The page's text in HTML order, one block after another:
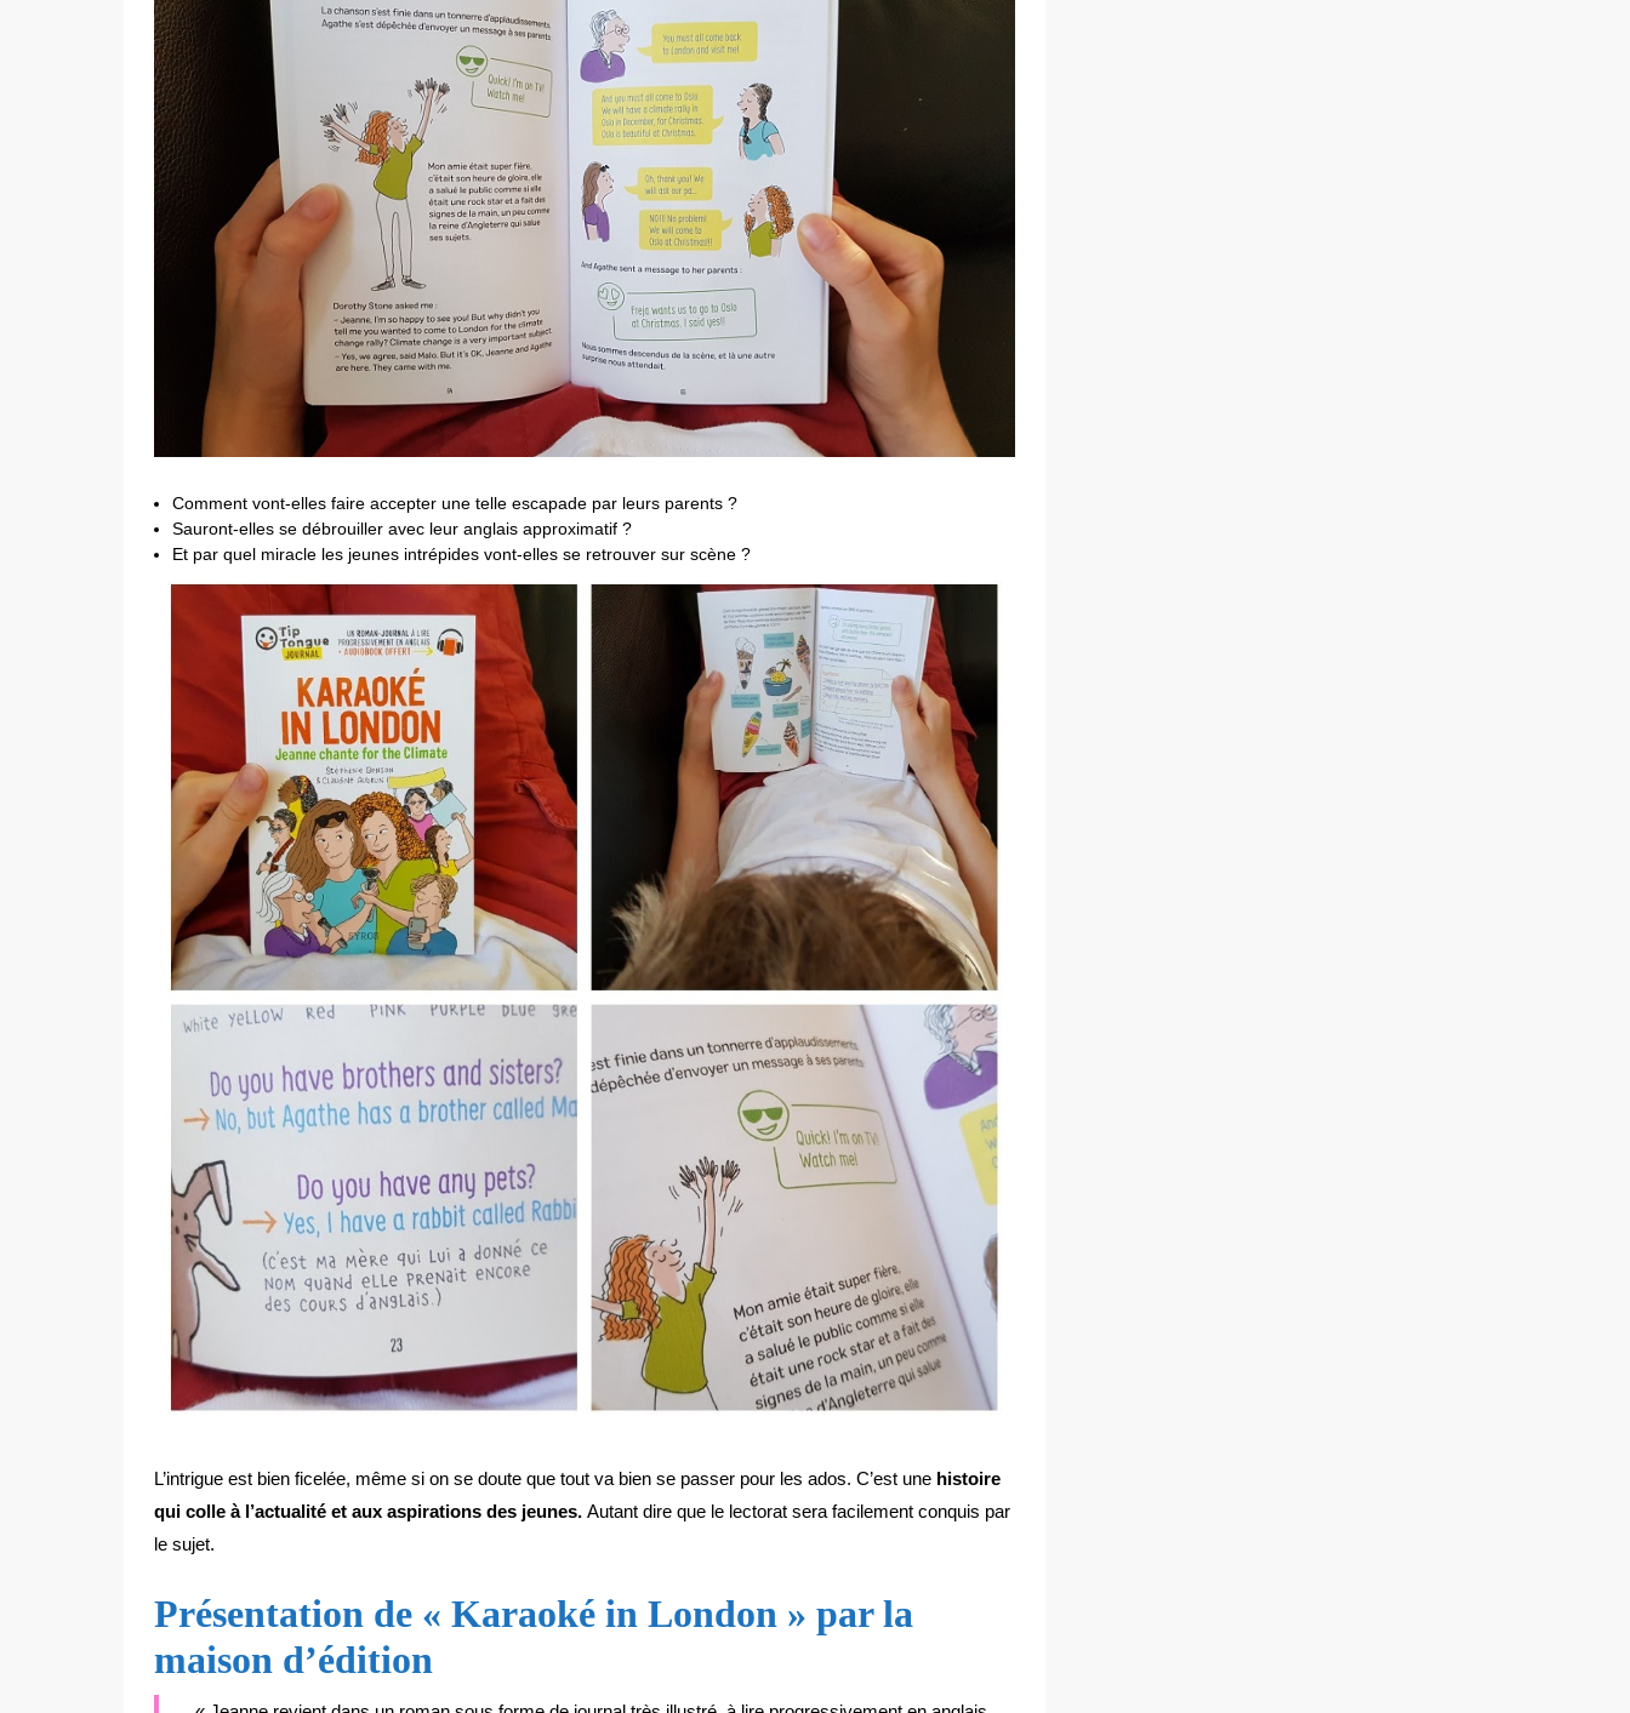
Comment vont-elles faire accepter une telle escapade par leurs parents ?
Sauront-elles se débrouiller avec leur anglais approximatif ?
Et par quel miracle les jeunes intrépides vont-elles se retrouver sur scène ?
L’intrigue est bien ficelée, même si on se doute que tout va bien se passer pour les ados. C’est une histoire
qui colle à l’actualité et aux aspirations des jeunes. Autant dire que le lectorat sera facilement conquis par
le sujet.
Présentation de « Karaoké in London » par la
maison d’édition